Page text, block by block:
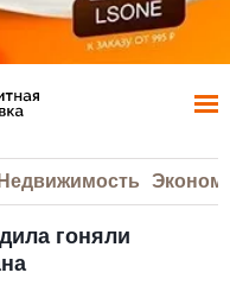
Недвижимость
гоняли